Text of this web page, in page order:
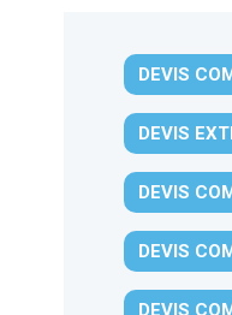
DEVIS
DEVIS
DEVIS
DEVIS
DEVIS